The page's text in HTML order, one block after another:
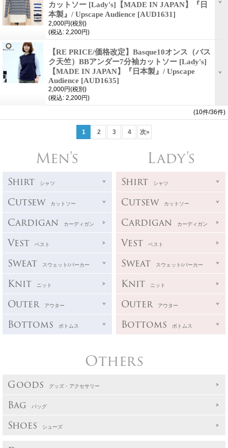
カットソー [Lady's]【MADE IN JAPAN】『日
本製』/ Upscape Audience [AUD1631]
2,000円(税別)
(税込: 2,200円)
【RE PRICE/価格改定】Basque10オンス（バス
ク天竺）BBアンダー7分袖カットソー [Lady's]
【MADE IN JAPAN】『日本製』/ Upscape
Audience [AUD1635]
2,000円(税別)
(税込: 2,200円)
(10件/36件)
1 2 3 4 次»
Men's
Shirt シャツ
Cutsew カットソー
Cardigan カーディガン
Vest ベスト
Sweat スウェット/パーカー
Knit ニット
Outer アウター
Bottoms ボトムス
Lady's
Shirt シャツ
Cutsew カットソー
Cardigan カーディガン
Vest ベスト
Sweat スウェット/パーカー
Knit ニット
Outer アウター
Bottoms ボトムス
Others
Goods グッズ・アクセサリー
Bag バッグ
Shoes シューズ